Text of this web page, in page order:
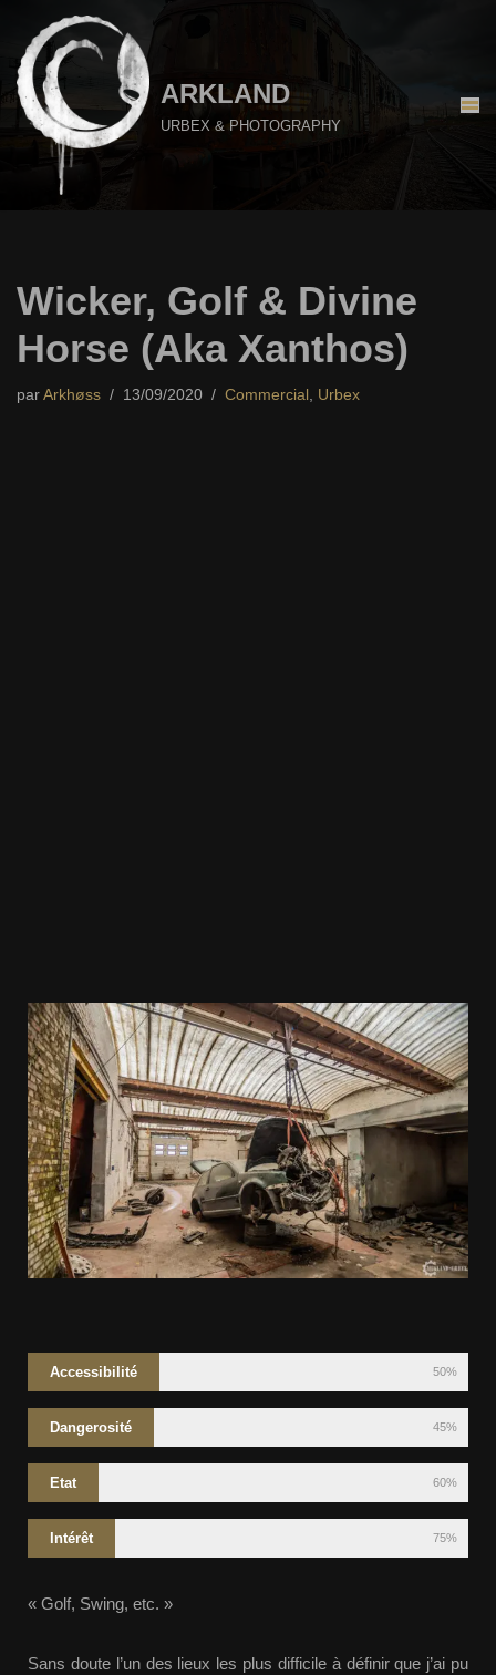
Aller
au
contenu
ARKLAND
URBEX & PHOTOGRAPHY
Wicker, Golf & Divine
Horse (Aka Xanthos)
par Arkhøss 13/09/2020 Commercial , Urbex
Accessibilité 50%
Dangerosité 45%
Etat 60%
Intérêt 75%
« Golf, Swing, etc. »
Sans doute l’un des lieux les plus difficile à définir que j’ai pu